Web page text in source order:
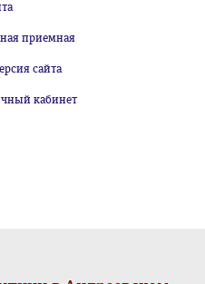
приемная
сайта
кабинет